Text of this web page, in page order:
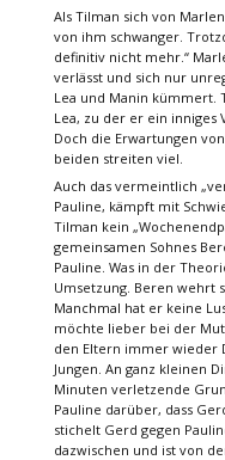
Als Tilman sich von
von ihm schwanger.
definitiv nicht mehr.“
verlässt und sich nur
Lea und Manin kümmert.
Lea, zu der er ein inniges
Doch die Erwartungen
beiden streiten viel.
Auch das vermeintlich
Pauline, kämpft mit
Tilman kein
gemeinsamen Sohnes
Pauline. Was in der
Umsetzung. Beren wehrt
Manchmal hat er keine
möchte lieber bei der
den Eltern immer wieder
Jungen. An ganz kleinen
Minuten verletzende
Pauline darüber, dass
stichelt Gerd gegen
dazwischen und ist von